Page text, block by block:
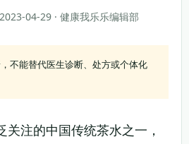
04-29 · 健康我乐乐编辑部
不能替代医生诊断、处方或个体化
关注的中国传统茶水之一，